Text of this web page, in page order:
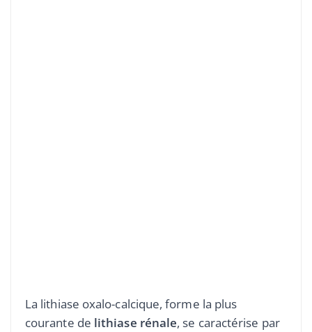
La lithiase oxalo-calcique, forme la plus
courante de lithiase rénale, se caractérise par